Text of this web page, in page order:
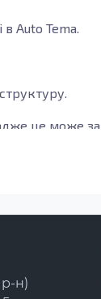
в Auto Tema.
це може
н)